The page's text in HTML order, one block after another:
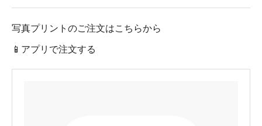
写真プリントのご注文はこちらから
📱アプリで注文する